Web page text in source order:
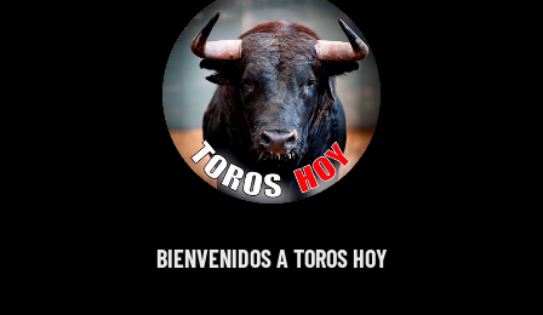
BIENVENIDOS A TOROS HOY